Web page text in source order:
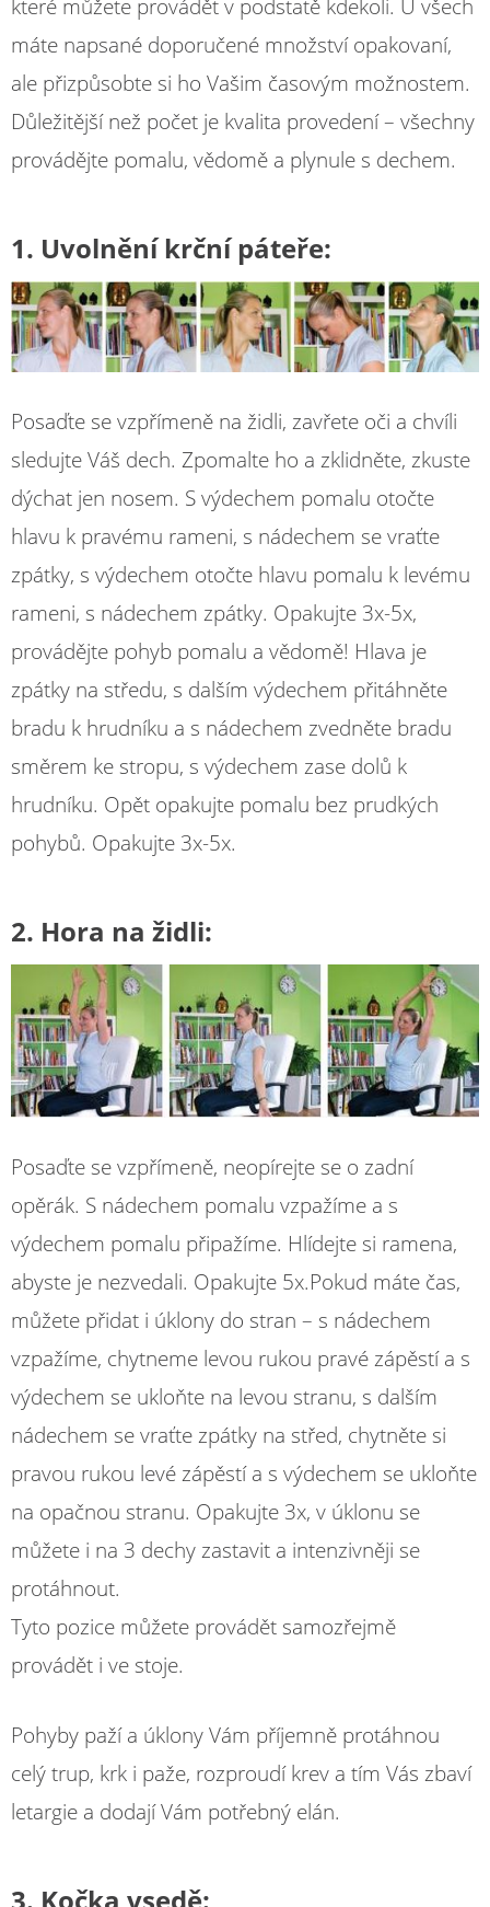
které můžete provádět v podstatě kdekoli. U všech
máte napsané doporučené množství opakovaní,
ale přizpůsobte si ho Vašim časovým možnostem.
Důležitější než počet je kvalita provedení – všechny
provádějte pomalu, vědomě a plynule s dechem.
1. Uvolnění krční páteře:
Posaďte se vzpřímeně na židli, zavřete oči a chvíli
sledujte Váš dech. Zpomalte ho a zklidněte, zkuste
dýchat jen nosem. S výdechem pomalu otočte
hlavu k pravému rameni, s nádechem se vraťte
zpátky, s výdechem otočte hlavu pomalu k levému
rameni, s nádechem zpátky. Opakujte 3x-5x,
provádějte pohyb pomalu a vědomě! Hlava je
zpátky na středu, s dalším výdechem přitáhněte
bradu k hrudníku a s nádechem zvedněte bradu
směrem ke stropu, s výdechem zase dolů k
hrudníku. Opět opakujte pomalu bez prudkých
pohybů. Opakujte 3x-5x.
2. Hora na židli:
Posaďte se vzpřímeně, neopírejte se o zadní
opěrák. S nádechem pomalu vzpažíme a s
výdechem pomalu připažíme. Hlídejte si ramena,
abyste je nezvedali. Opakujte 5x.Pokud máte čas,
můžete přidat i úklony do stran – s nádechem
vzpažíme, chytneme levou rukou pravé zápěstí a s
výdechem se ukloňte na levou stranu, s dalším
nádechem se vraťte zpátky na střed, chytněte si
pravou rukou levé zápěstí a s výdechem se ukloňte
na opačnou stranu. Opakujte 3x, v úklonu se
můžete i na 3 dechy zastavit a intenzivněji se
protáhnout.
Tyto pozice můžete provádět samozřejmě
provádět i ve stoje.
Pohyby paží a úklony Vám příjemně protáhnou
celý trup, krk i paže, rozproudí krev a tím Vás zbaví
letargie a dodají Vám potřebný elán.
3. Kočka vsedě: